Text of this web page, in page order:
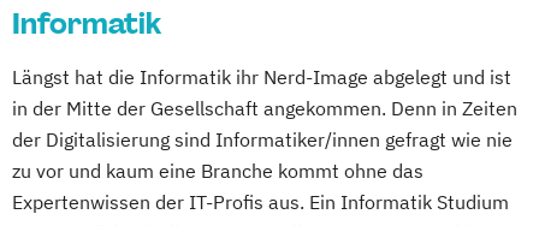
Informatik
Längst hat die Informatik ihr Nerd-Image abgelegt und ist
in der Mitte der Gesellschaft angekommen. Denn in Zeiten
der Digitalisierung sind Informatiker/innen gefragt wie nie
zu vor und kaum eine Branche kommt ohne das
Expertenwissen der IT-Profis aus. Ein Informatik Studium